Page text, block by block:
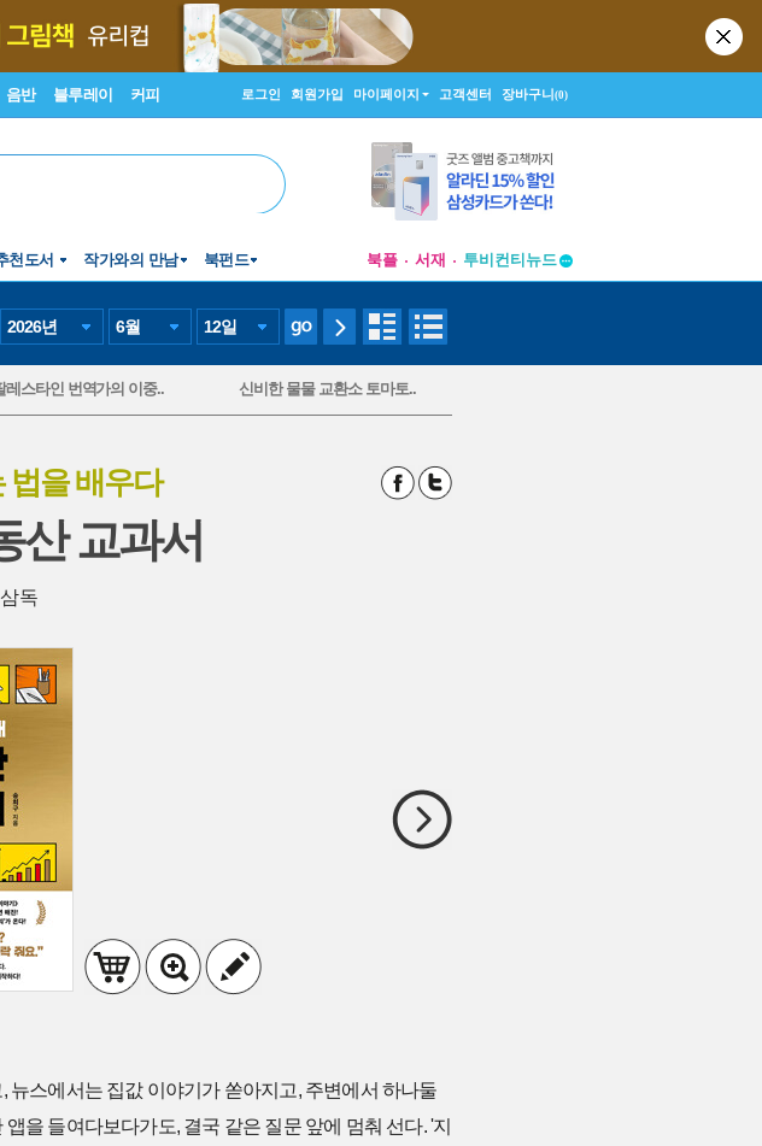
음반 블루레이 커피 로그인 회원가입 마이페이지 고객센터 장바구니(0)
천도서 작가와의 만남 북펀드 북플 서재
투비컨티뉴드
2026년 6월 12일
레스타인 번역가의 이중.. 신비한 물물 교환소 토마토..
법을 배우다
산 교과서
독
스에서는 집값 이야기가 쏟아지고, 주변에서 하나둘
을 들여다보다가도, 결국 같은 질문 앞에 멈춰 선다. '지